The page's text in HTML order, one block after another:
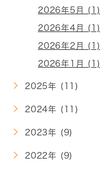
2026年5月 (1)
2026年4月 (1)
2026年2月 (1)
2026年1月 (1)
2025年 (11)
2024年 (11)
2023年 (9)
2022年 (9)